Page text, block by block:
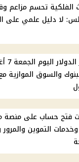
لا دليل علمي على
والسوق الموازية
فتح حساب على منصة
2026 وخدمات التموين